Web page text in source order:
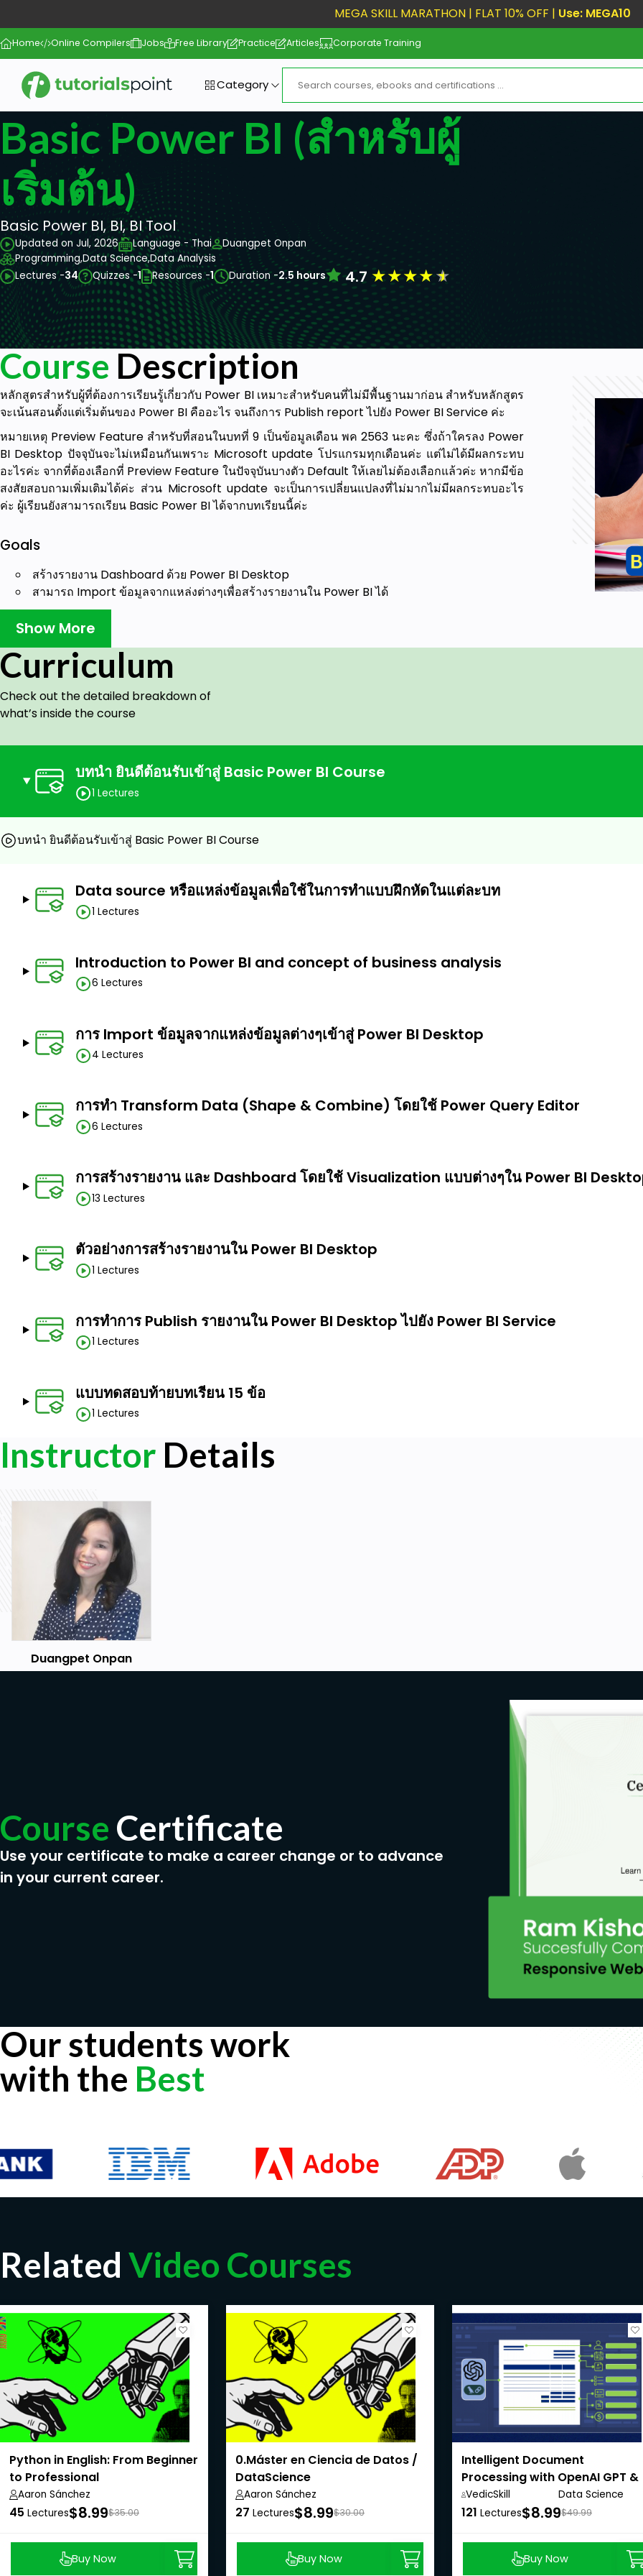
MEGA SKILL MARATHON | FLAT 10% OFF | Use: MEGA10
Home Online Compilers Jobs Free Library Practice Articles Corporate Training
Category
Basic Power BI (สำหรับผู้
เริ่มต้น)
Basic Power BI, BI, BI Tool
Updated on Jul, 2026 Language - Thai
Duangpet Onpan
Programming,Data Science,Data Analysis
Lectures -34 Quizzes -1 Resources -1 Duration -2.5 hours 4.7 ★★★★★
Course Description
หลักสูตรสำหรับผู้ที่ต้องการเรียนรู้เกี่ยวกับ Power BI เหมาะสำหรับคนที่ไม่มีพื้นฐานมาก่อน สำหรับหลักสูตร
จะเน้นสอนตั้งแต่เริ่มต้นของ Power BI คืออะไร จนถึงการ Publish report ไปยัง Power BI Service ค่ะ
หมายเหตุ Preview Feature สำหรับที่สอนในบทที่ 9 เป็นข้อมูลเดือน พค 2563 นะคะ ซึ่งถ้าใครลง Power
BI Desktop ปัจจุบันจะไม่เหมือนกันเพราะ Microsoft update โปรแกรมทุกเดือนค่ะ แต่ไม่ได้มีผลกระทบ
อะไรค่ะ จากที่ต้องเลือกที่ Preview Feature ในปัจจุบันบางตัว Default ให้เลยไม่ต้องเลือกแล้วค่ะ หากมีข้อ
สงสัยสอบถามเพิ่มเติมได้ค่ะ ส่วน Microsoft update จะเป็นการเปลี่ยนแปลงที่ไม่มากไม่มีผลกระทบอะไร
ค่ะ ผู้เรียนยังสามารถเรียน Basic Power BI ได้จากบทเรียนนี้ค่ะ
Goals
สร้างรายงาน Dashboard ด้วย Power BI Desktop
สามารถ Import ข้อมูลจากแหล่งต่างๆเพื่อสร้างรายงานใน Power BI ได้
เข้าใจเรื่องของ Data Model และการสร้าง Star Schema
Publish report ไปยัง Power BI Service และ Set up Row Level security key เบื้องต้นได้
สร้างรายงาน Visualization ใน Power BI Desktop ในแบบต่างๆได้
สามารถทำการ Transform หรือแก้ไข Data หลังจาก Import เข้ามาได้
เข้าใจการสร้าง Relationship ใน Power BI Desktop
Prerequisites
หลักสูตรเหมาะสำหรับบุคคลทั่วไป ผู้เรียนไม่จำเป็นต้องเขียนโปรแกรมใดๆมาก่อน
Show More
Curriculum
Check out the detailed breakdown of
what’s inside the course
บทนำ ยินดีต้อนรับเข้าสู่ Basic Power BI Course
1 Lectures
บทนำ ยินดีต้อนรับเข้าสู่ Basic Power BI Course
Data source หรือแหล่งข้อมูลเพื่อใช้ในการทำแบบฝึกหัดในแต่ละบท
1 Lectures
Introduction to Power BI and concept of business analysis
6 Lectures
การ Import ข้อมูลจากแหล่งข้อมูลต่างๆเข้าสู่ Power BI Desktop
4 Lectures
การทำ Transform Data (Shape & Combine) โดยใช้ Power Query Editor
6 Lectures
การสร้างรายงาน และ Dashboard โดยใช้ Visualization แบบต่างๆใน Power BI
13 Lectures
ตัวอย่างการสร้างรายงานใน Power BI Desktop
1 Lectures
การทำการ Publish รายงานใน Power BI Desktop ไปยัง Power BI Service
1 Lectures
แบบทดสอบท้ายบทเรียน 15 ข้อ
1 Lectures
Instructor Details
Duangpet Onpan
Course Certificate
Use your certificate to make a career change or to advance
in your current career.
Our students work
with the Best
Related Video Courses
Python in English: From Beginner
to Professional
Aaron Sánchez
45 Lectures$8.99$35.00
Buy Now
0.Máster en Ciencia de Datos /
DataScience
Aaron Sánchez
27 Lectures$8.99$30.00
Buy Now
Intelligent Document
Processing with OpenAI GPT &
LangChain
VedicSkill
Academy,
Data Science
Anywhere
121 Lectures$8.99$49.99
Buy Now